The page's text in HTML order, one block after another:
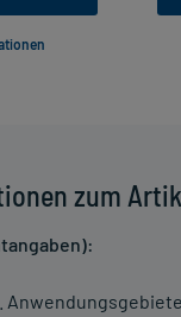
zum
.